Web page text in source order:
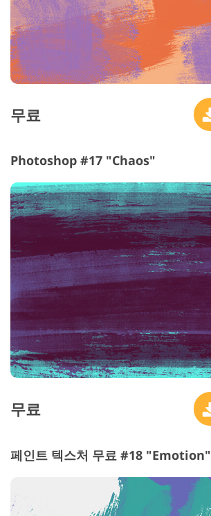
무료
Photoshop #17 "Chaos"
무료
페인트 텍스처 무료 #18 "Emotion"